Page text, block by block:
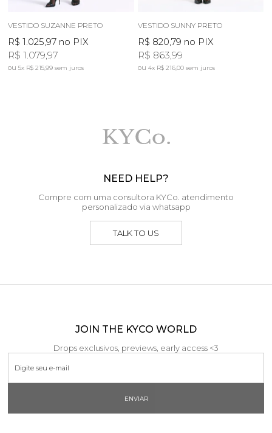
VESTIDO SUZANNE PRETO
R$ 1.025,97 no PIX
R$ 1.079,97
5x R$ 215,99sem juros
VESTIDO SUNNY PRETO
R$ 820,79 no PIX
R$ 863,99
4x R$ 216,00 sem juros
NEED HELP?
Compre com uma consultora KYCo. atendimento
personalizado via whatsapp
TALK TO US
JOIN THE KYCO WORLD
Drops exclusivos, previews, early access <3
ENVIAR